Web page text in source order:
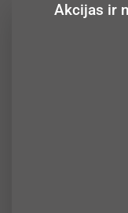
Akcijas ir